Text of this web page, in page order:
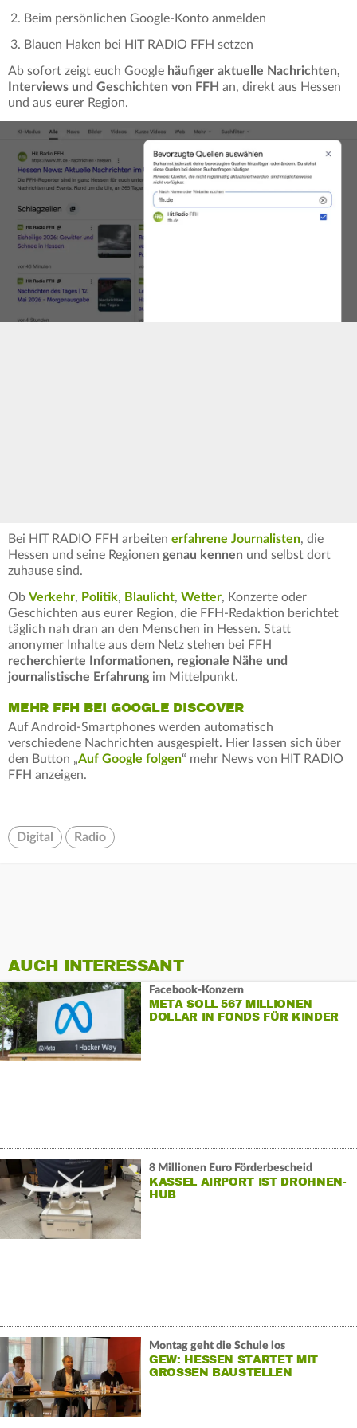
Beim persönlichen Google-Konto anmelden
Blauen Haken bei HIT RADIO FFH setzen
Ab sofort zeigt euch Google häufiger aktuelle Nachrichten,
Interviews und Geschichten von FFH an, direkt aus Hessen
und aus eurer Region.
Bei HIT RADIO FFH arbeiten erfahrene Journalisten, die
Hessen und seine Regionen genau kennen und selbst dort
zuhause sind.
Ob Verkehr, Politik, Blaulicht, Wetter, Konzerte oder
Geschichten aus eurer Region, die FFH-Redaktion berichtet
täglich nah dran an den Menschen in Hessen. Statt
anonymer Inhalte aus dem Netz stehen bei FFH
recherchierte Informationen, regionale Nähe und
journalistische Erfahrung im Mittelpunkt.
MEHR FFH BEI GOOGLE DISCOVER
Auf Android-Smartphones werden automatisch
verschiedene Nachrichten ausgespielt. Hier lassen sich über
den Button „Auf Google folgen“ mehr News von HIT RADIO
FFH anzeigen.
Digital Radio
AUCH INTERESSANT
Facebook-Konzern
META SOLL 567 MILLIONEN
DOLLAR IN FONDS FÜR KINDER
8 Millionen Euro Förderbescheid
KASSEL AIRPORT IST DROHNEN-
HUB
Montag geht die Schule los
GEW: HESSEN STARTET MIT
GROSSEN BAUSTELLEN